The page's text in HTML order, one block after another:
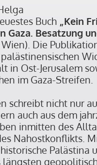
Buch „Kein
Gaza. Besatzung
Die
in Ost-Jerusalem
im Gaza-Streifen.
schreibt nicht nur
auch aus dem
inmitten des
Nahostkonflikts.
Palästina